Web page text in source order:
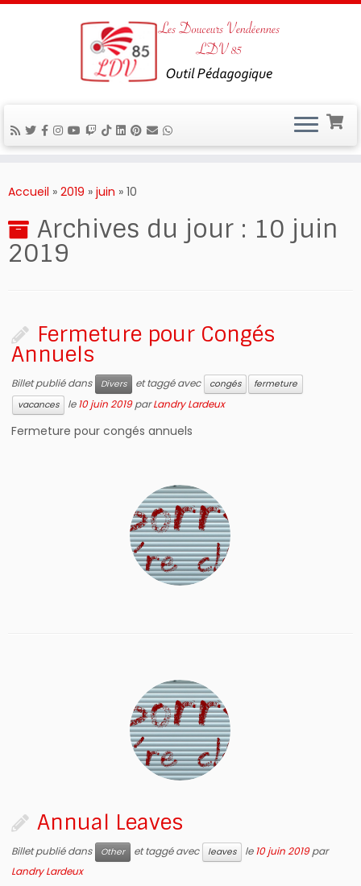
auAccueil » 2019 » juin » 10
Archives du jour : 10 juin
2019
Fermeture pour Congés
Annuels
Billet publié dans Divers et taggé avec congés
fermeture
vacances
le10 juin 2019 parLandry Lardeux
Fermeture pour congés annuels
Annual Leaves
Billet publié dans Other et taggé avec leaves le10 juin 2019 par
Landry Lardeux